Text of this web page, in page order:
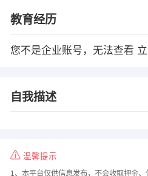
教育经历
您不是企业账号，无法查看
自我描述
温馨提示
1、本平台仅供信息发布，不会收取押金、